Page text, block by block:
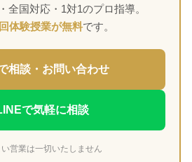
全国対応・1対1のプロ指導。
体験授業が無料です。
相談・お問い合わせ
で気軽に相談
営業は一切いたしません